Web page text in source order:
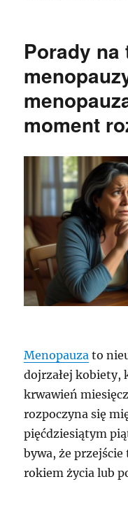
Porady na
moment
Menopauza to
dojrzałej kobiety,
krwawień
rozpoczyna się
pięćdziesiątym
bywa, że
rokiem życia lub